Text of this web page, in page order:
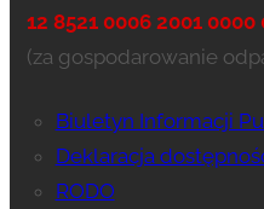
12 8521 0006 2001 0000
(za gospodarowanie
Biuletyn Informacji
Deklaracja
RODO